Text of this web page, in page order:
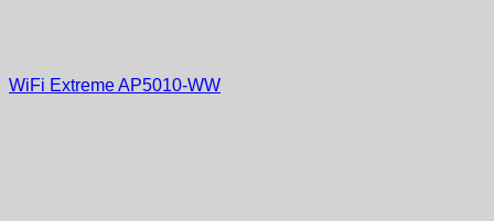
WiFi Extreme AP5010-WW